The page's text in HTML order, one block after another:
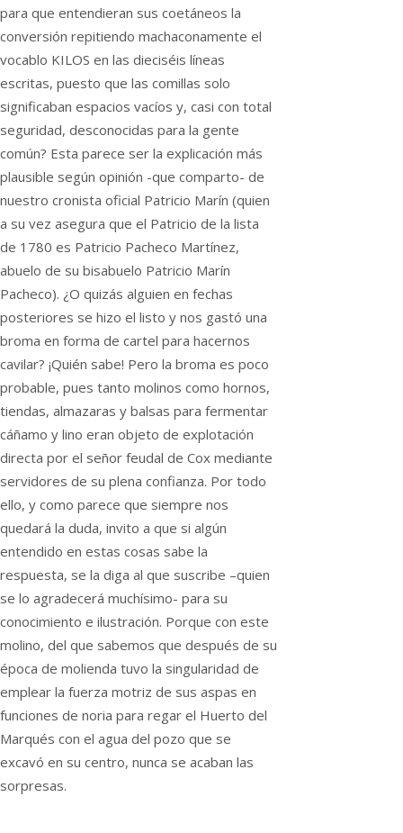
para que entendieran sus coetáneos la
conversión repitiendo machaconamente el
vocablo KILOS en las dieciséis líneas
escritas, puesto que las comillas solo
significaban espacios vacíos y, casi con total
seguridad, desconocidas para la gente
común? Esta parece ser la explicación más
plausible según opinión -que comparto- de
nuestro cronista oficial Patricio Marín (quien
a su vez asegura que el Patricio de la lista
de 1780 es Patricio Pacheco Martínez,
abuelo de su bisabuelo Patricio Marín
Pacheco). ¿O quizás alguien en fechas
posteriores se hizo el listo y nos gastó una
broma en forma de cartel para hacernos
cavilar? ¡Quién sabe! Pero la broma es poco
probable, pues tanto molinos como hornos,
tiendas, almazaras y balsas para fermentar
cáñamo y lino eran objeto de explotación
directa por el señor feudal de Cox mediante
servidores de su plena confianza. Por todo
ello, y como parece que siempre nos
quedará la duda, invito a que si algún
entendido en estas cosas sabe la
respuesta, se la diga al que suscribe –quien
se lo agradecerá muchísimo- para su
conocimiento e ilustración. Porque con este
molino, del que sabemos que después de su
época de molienda tuvo la singularidad de
emplear la fuerza motriz de sus aspas en
funciones de noria para regar el Huerto del
Marqués con el agua del pozo que se
excavó en su centro, nunca se acaban las
sorpresas.